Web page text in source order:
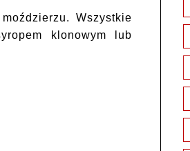
Wszystkie
klonowym lub